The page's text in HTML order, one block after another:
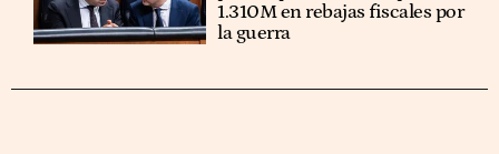
1.310M en rebajas fiscales por
la guerra